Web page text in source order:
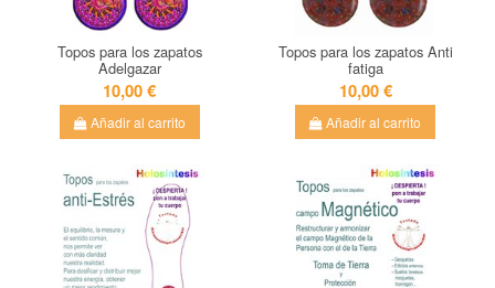
Topos para los zapatos
Adelgazar
10,00 €
Añadir al carrito
Topos para los zapatos Anti
fatiga
10,00 €
Añadir al carrito